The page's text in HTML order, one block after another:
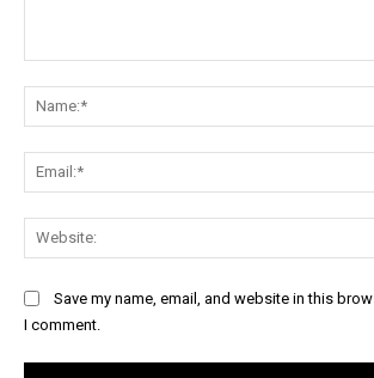
Save my name, email, and website in this
I comment.